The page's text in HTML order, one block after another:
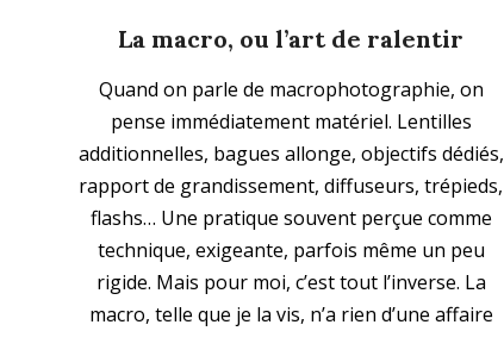
La macro, ou l’art de ralentir
Quand on parle de macrophotographie, on
pense immédiatement matériel. Lentilles
additionnelles, bagues allonge, objectifs dédiés,
rapport de grandissement, diffuseurs, trépieds,
flashs… Une pratique souvent perçue comme
technique, exigeante, parfois même un peu
rigide. Mais pour moi, c’est tout l’inverse. La
macro, telle que je la vis, n’a rien d’une affaire